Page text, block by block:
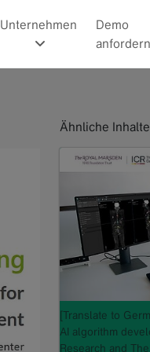
Unternehmen
Demo
anfordern
Ähnliche Inhalte
[Translate to
AI algorithm
Research and